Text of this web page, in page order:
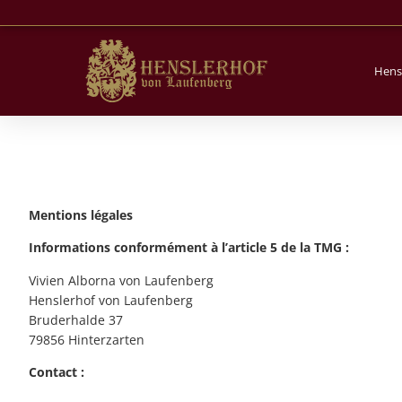
Mentions légales
Informations conformément à l’article 5 de la TMG :
Vivien Alborna von Laufenberg
Henslerhof von Laufenberg
Bruderhalde 37
79856 Hinterzarten
Contact :